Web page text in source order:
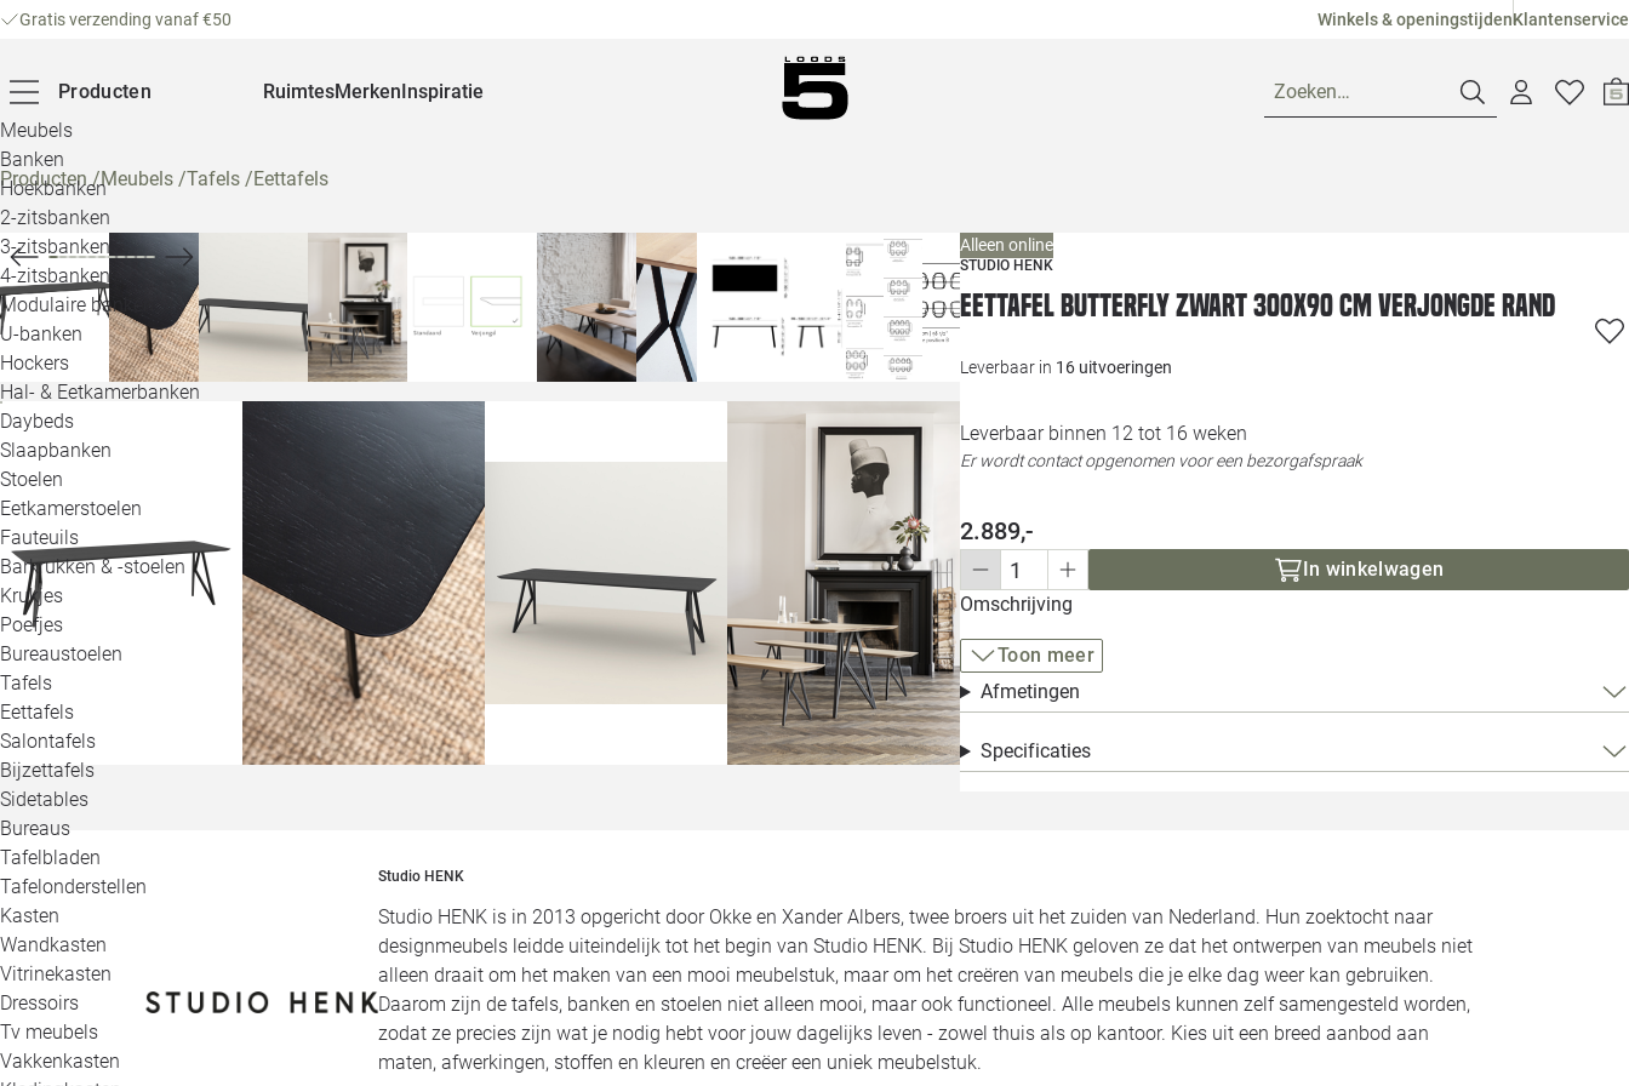
Gratis verzending vanaf €50 Winkels & openingstijdenKlantenservice
Producten
Meubels
Banken
Hoekbanken
2-zitsbanken
3-zitsbanken
4-zitsbanken
Modulaire banken
U-banken
Hockers
Hal- & Eetkamerbanken
Daybeds
Slaapbanken
Stoelen
Eetkamerstoelen
Fauteuils
Barkrukken & -stoelen
Krukjes
Poefjes
Bureaustoelen
Tafels
Eettafels
Salontafels
Bijzettafels
Sidetables
Bureaus
Tafelbladen
Tafelonderstellen
Kasten
Wandkasten
Vitrinekasten
Dressoirs
Tv meubels
Vakkenkasten
RuimtesMerkenInspiratie Zoeken…
Loods 5
Loods 5
Alle
Producten/Meubels /Tafels /Eettafels
Alleen online
STUDIO HENK
Eettafel Butterfly zwart 300x90 cm verjongde rand
Leverbaar in 16 uitvoeringen
Leverbaar binnen 12 tot 16 weken
Er wordt contact opgenomen voor een bezorgafspraak
2.889,-
In winkelwagen
Omschrijving
Toon meer
Afmetingen
Specificaties
Studio HENK
Studio HENK is in 2013 opgericht door Okke en Xander Albers, twee broers uit het zuiden van Nederland. Hun zoektocht naar
designmeubels leidde uiteindelijk tot het begin van Studio HENK. Bij Studio HENK geloven ze dat het ontwerpen van meubels niet
alleen draait om het maken van een mooi meubelstuk, maar om het creëren van meubels die je elke dag weer kan gebruiken.
Daarom zijn de tafels, banken en stoelen niet alleen mooi, maar ook functioneel. Alle meubels kunnen zelf samengesteld worden,
zodat ze precies zijn wat je nodig hebt voor jouw dagelijks leven - zowel thuis als op kantoor. Kies uit een breed aanbod aan
maten, afwerkingen, stoffen en kleuren en creëer een uniek meubelstuk.